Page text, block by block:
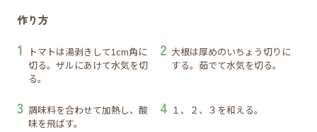
作り方
トマトは湯剥きして1cm角に
切る。ザルにあけて水気を切
る。
大根は厚めのいちょう切りに
する。茹でて水気を切る。
調味料を合わせて加熱し、酸
味を飛ばす。
１、２、３を和える。